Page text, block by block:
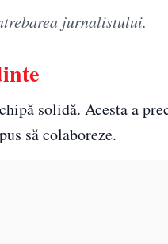
jurnalistului.
solidă. Acesta a
să colaboreze.